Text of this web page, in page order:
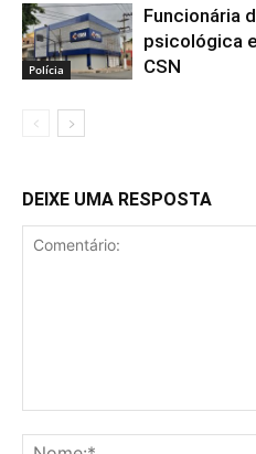
Polícia
Funcionária
psicológica
CSN
DEIXE UMA RESPOSTA